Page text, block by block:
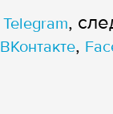
Telegram,
ВКонтакте,